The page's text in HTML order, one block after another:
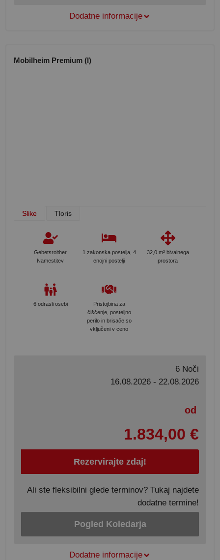
Dodatne informacije
Mobilheim Premium (I)
Slike Tloris
Gebetsroither
Namestitev
1 zakonska postelja, 4
enojni postelji
32,0 m² bivalnega
prostora
6 odrasli osebi
Pristojbina za
čiščenje, posteljno
perilo in brisače so
vključeni v ceno
6 Noči
16.08.2026 - 22.08.2026
od
1.834,00 €
Rezervirajte zdaj!
Ali ste fleksibilni glede terminov? Tukaj najdete
dodatne termine!
Pogled Koledarja
Dodatne informacije